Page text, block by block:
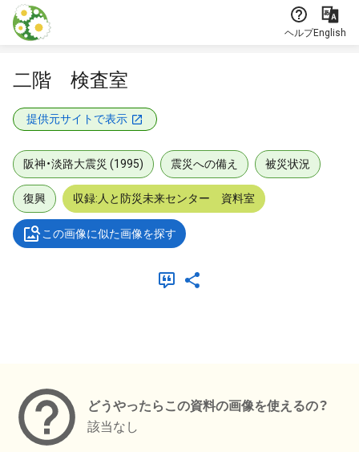
本文に飛ぶ
ヘルプEnglish
二階 検査室
提供元サイトで表示
阪神・淡路大震災 (1995) 震災への備え 被災状況
復興 収録:人と防災未来センター 資料室
この画像に似た画像を探す
どうやったらこの資料の画像を使えるの？
該当なし